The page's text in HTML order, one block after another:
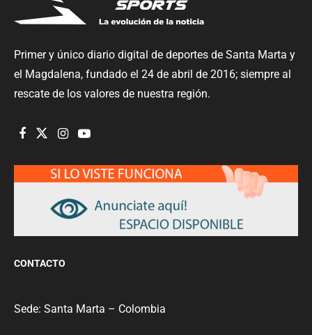
Primer y único diario digital de deportes de Santa Marta y
el Magdalena, fundado el 24 de abril de 2016; siempre al
rescate de los valores de nuestra región.
CONTACTO
Sede: Santa Marta – Colombia